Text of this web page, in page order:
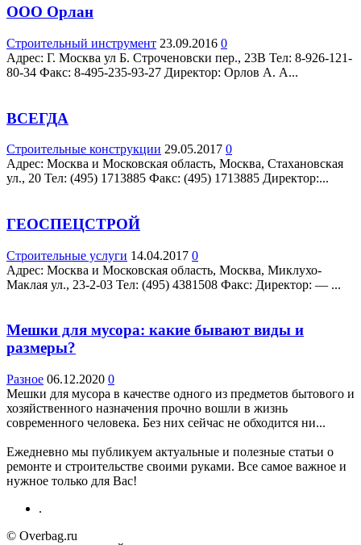
ООО Орлан
Строительный инструмент 23.09.2016 0
Адрес: Г. Москва ул Б. Строченовски пер., 23В Teл: 8-926-121-
80-34 Факс: 8-495-235-93-27 Директор: Орлов А. А...
ВСЕГДА
Строительные конструкции 29.05.2017 0
Адрес: Москва и Московская область, Москва, Стахановская
ул., 20 Teл: (495) 1713885 Факс: (495) 1713885 Директор:...
ГЕОСПЕЦСТРОЙ
Строительные услуги 14.04.2017 0
Адрес: Москва и Московская область, Москва, Миклухо-
Маклая ул., 23-2-03 Teл: (495) 4381508 Факс: Директор: — ...
Мешки для мусора: какие бывают виды и
размеры?
Разное 06.12.2020 0
Мешки для мусора в качестве одного из предметов бытового и
хозяйственного назначения прочно вошли в жизнь
современного человека. Без них сейчас не обходится ни...
Ежедневно мы публикуем актуальные и полезные статьи о
ремонте и строительстве своими руками. Все самое важное и
нужное только для Вас!
.
© Overbag.ru